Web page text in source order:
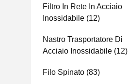
Filtro In Rete In Acciaio
Inossidabile (12)
Nastro Trasportatore Di
Acciaio Inossidabile (12)
Filo Spinato (83)